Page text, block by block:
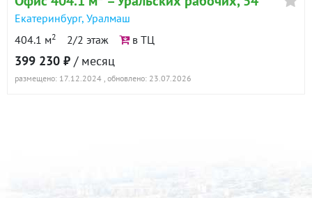
Екатеринбург, Уралмаш
404.1 м2 2/2 этаж в ТЦ
399 230 ₽ / месяц
размещено: 17.12.2024 , обновлено: 23.07.2026